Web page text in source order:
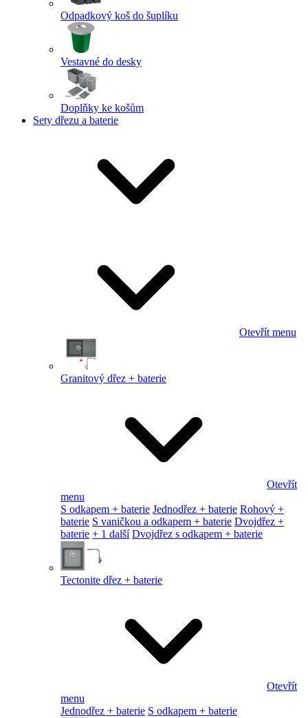
Odpadkový koš do šuplíku
Vestavné do desky
Doplňky ke košům
Sety dřezu a baterie
Otevřít menu
Granitový dřez + baterie
Otevřít
menu
S odkapem + baterie Jednodřez + baterie Rohový +
baterie S vaničkou a odkapem + baterie Dvojdřez +
baterie + 1 další Dvojdřez s odkapem + baterie
Tectonite dřez + baterie
Otevřít
menu
Jednodřez + baterie S odkapem + baterie